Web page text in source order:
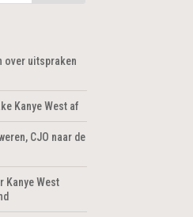
over uitspraken
Kanye West af
CJO naar de
Kanye West